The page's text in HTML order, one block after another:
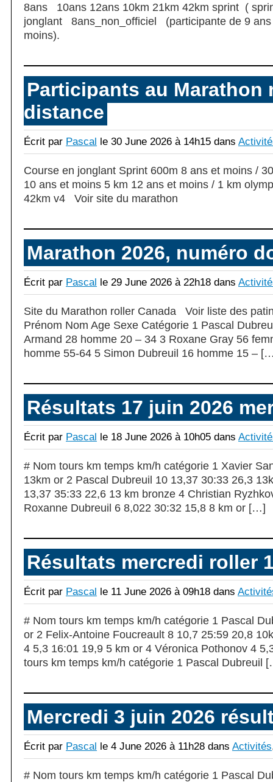
8ans 10ans 12ans 10km 21km 42km sprint (
jonglant 8ans_non_officiel (participante de 9 ans
moins).
Participants au Marathon
distance
Écrit par Pascal le 30 June 2026 à 14h15 dans
Course en jonglant Sprint 600m 8 ans et moins /
10 ans et moins 5 km 12 ans et moins / 1 km
42km v4 Voir site du marathon
Marathon 2026, numéro
Écrit par Pascal le 29 June 2026 à 22h18 dans
Site du Marathon roller Canada Voir liste des
Prénom Nom Age Sexe Catégorie 1 Pascal
Armand 28 homme 20 – 34 3 Roxane Gray 56
homme 55-64 5 Simon Dubreuil 16 homme 15 –
Résultats 17 juin 2026
Écrit par Pascal le 18 June 2026 à 10h05 dans
# Nom tours km temps km/h catégorie 1 Xavier
13km or 2 Pascal Dubreuil 10 13,37 30:33 26,3
13,37 35:33 22,6 13 km bronze 4 Christian
Roxanne Dubreuil 6 8,022 30:32 15,8 8 km or […]
Résultats mercredi roller
Écrit par Pascal le 11 June 2026 à 09h18 dans
# Nom tours km temps km/h catégorie 1 Pascal
or 2 Felix-Antoine Foucreault 8 10,7 25:59 20,8
4 5,3 16:01 19,9 5 km or 4 Véronica Pothonov 4
tours km temps km/h catégorie 1 Pascal Dubreuil
Mercredi 3 juin 2026
Écrit par Pascal le 4 June 2026 à 11h28 dans Activités
# Nom tours km temps km/h catégorie 1 Pascal